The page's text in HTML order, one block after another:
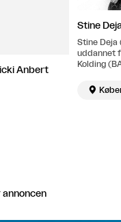
Anbert
Stine
Stine Deja
uddannet
Kolding
(MA,
arbejder i
